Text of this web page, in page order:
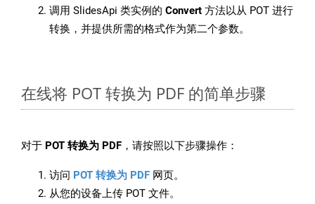
调用 SlidesApi 类实例的 Convert 方法以从 POT 进行
转换，并提供所需的格式作为第二个参数。
在线将 POT 转换为 PDF 的简单步骤
对于 POT 转换为 PDF ，请按照以下步骤操作：
访问 POT 转换为 PDF 网页。
从您的设备上传 POT 文件。